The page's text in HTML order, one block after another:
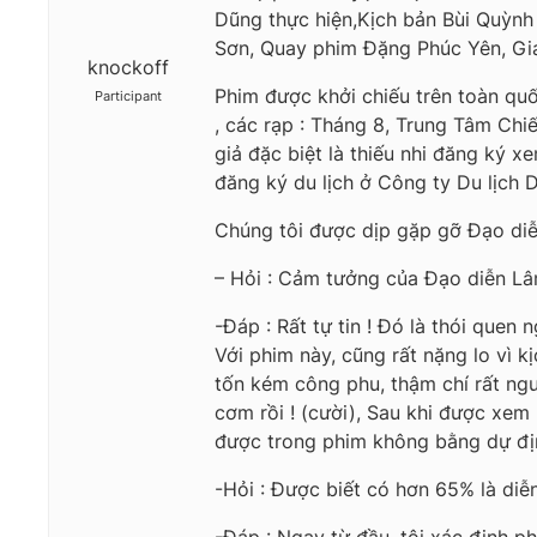
knockoff
Participant
Dũng thực hiện,Kịch bản Bùi
Sơn, Quay phim Đặng Phúc Yên,
Phim được khởi chiếu trên toàn
, các rạp : Tháng 8, Trung Tâm
giả đặc biệt là thiếu nhi đăng ký
đăng ký du lịch ở Công ty Du lịch
Chúng tôi được dịp gặp gỡ Đạo
– Hỏi : Cảm tưởng của Đạo diễn
-Đáp : Rất tự tin ! Đó là thói quen
Với phim này, cũng rất nặng lo
tốn kém công phu, thậm chí rất
cơm rồi ! (cười), Sau khi được xem
được trong phim không bằng dự
-Hỏi : Được biết có hơn 65% là